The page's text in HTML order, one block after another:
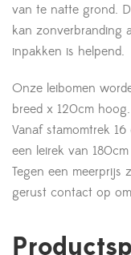
van te natte grond.
kan zonverbranding
inpakken is helpend.
Onze leibomen
breed x 120cm hoog.
Vanaf stamomtrek
een leirek van
Tegen een meerprijs
gerust contact op